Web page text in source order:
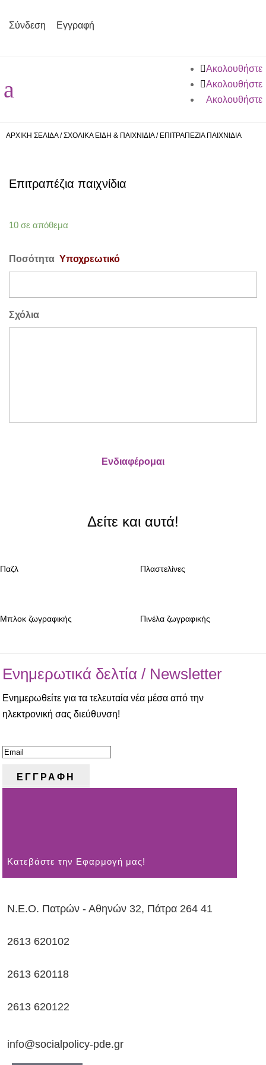
Σύνδεση Εγγραφή
a
Ακολουθήστε
Ακολουθήστε
Ακολουθήστε
ΑΡΧΙΚΗ ΣΕΛΙΔΑ/ΣΧΟΛΙΚΑ ΕΙΔΗ & ΠΑΙΧΝΙΔΙΑ/ ΕΠΙΤΡΑΠΕΖΙΑ ΠΑΙΧΝΙΔΙΑ
Επιτραπέζια παιχνίδια
10 σε απόθεμα
Ποσότητα Υποχρεωτικό
Σχόλια
Δείτε και αυτά!
Παζλ Πλαστελίνες
Μπλοκ ζωγραφικής Πινέλα ζωγραφικής
Ενημερωτικά δελτία / Newsletter
Ενημερωθείτε για τα τελευταία νέα μέσα από την
ηλεκτρονική σας διεύθυνση!
ΕΓΓΡΑΦΗ
Kατεβάστε την Εφαρμογή μας!
Ν.Ε.Ο. Πατρών - Αθηνών 32, Πάτρα 264 41
2613 620102
2613 620118
2613 620122
info@socialpolicy-pde.gr